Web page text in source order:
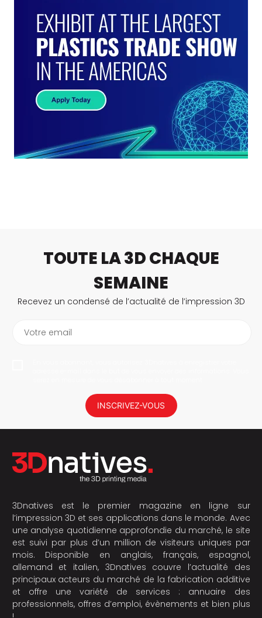
TOUTE LA 3D CHAQUE
SEMAINE
Recevez un condensé de l’actualité de l’impression 3D
Votre email
INSCRIVEZ-VOUS
3Dnatives est le premier magazine en ligne sur
l’impression 3D et ses applications dans le monde. Avec
une analyse quotidienne approfondie du marché, le site
est suivi par plus d’un million de visiteurs uniques par
mois. Disponible en anglais, français, espagnol,
allemand et italien, 3Dnatives couvre l’actualité des
principaux acteurs du marché de la fabrication additive
et offre une variété de services : annuaire des
professionnels, offres d’emploi, évènements et bien plus